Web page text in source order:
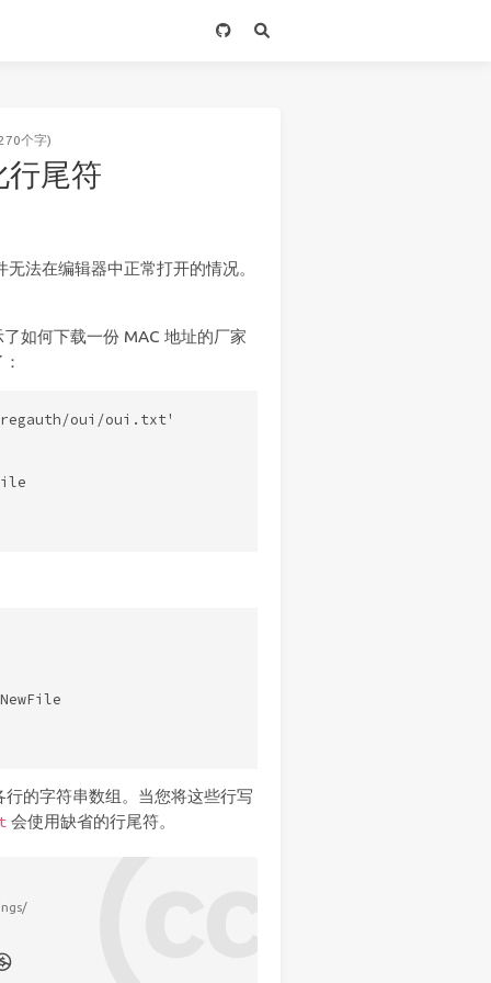
个字)
行尾符
法在编辑器中正常打开的情况。
如何下载一份 MAC 地址的厂家
oui/oui.txt'
的字符串数组。当您将这些行写
会使用缺省的行尾符。